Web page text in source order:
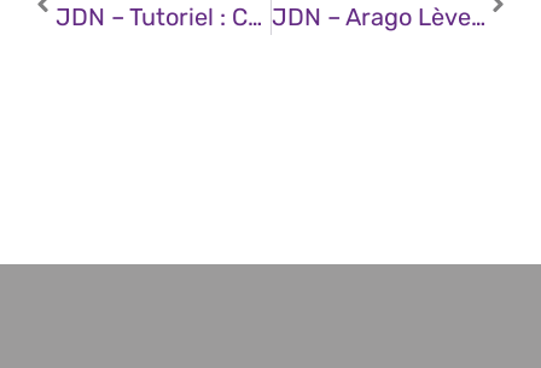
JDN – Tutoriel : Comment Automatiser Google Chrome Avec Nanobrowser Et Gemini JDN – Arago Lève 26 Millions De Dollars Pour Commercialiser Sa Puce IA Jusqu’à 10 Fois Plus Économe Qu’un GPU